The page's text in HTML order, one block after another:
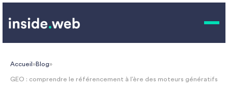
Accueil »Blog»
GEO : comprendre le référencement à l’ère des moteurs génératifs